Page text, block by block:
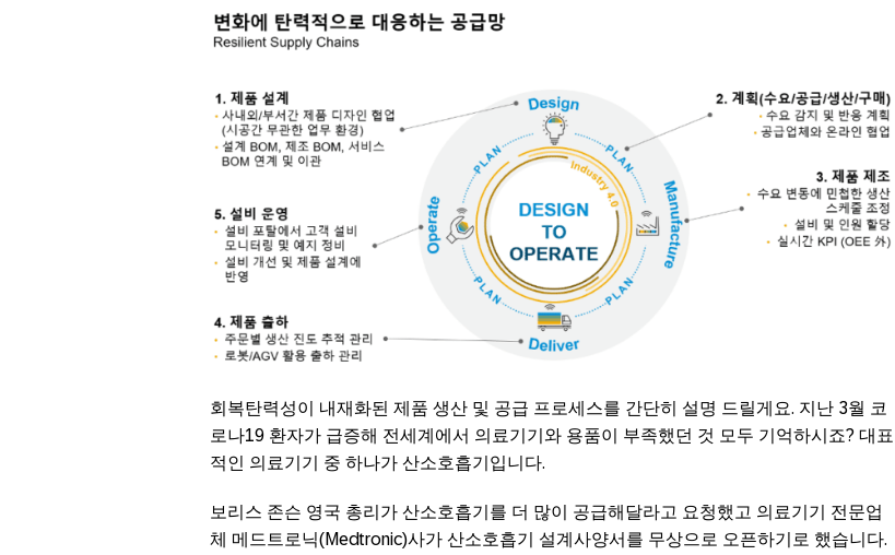
회복탄력성이 내재화된 제품 생산 및 공급 프로세스를 간단히 설명 드릴게요. 지난 3월 코
로나19 환자가 급증해 전세계에서 의료기기와 용품이 부족했던 것 모두 기억하시죠? 대표
적인 의료기기 중 하나가 산소호흡기입니다.
보리스 존슨 영국 총리가 산소호흡기를 더 많이 공급해달라고 요청했고 의료기기 전문업
체 메드트로닉(Medtronic)사가 산소호흡기 설계사양서를 무상으로 오픈하기로 했습니다.